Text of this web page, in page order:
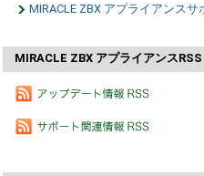
MIRACLE ZBX アプライアンス
MIRACLE ZBX アプライアンスRSS